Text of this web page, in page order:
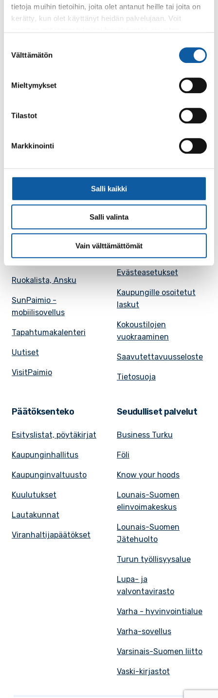
tietoja muihin tietoihin, joita olet antanut heille tai joita on
kerätty, kun olet käyttänyt heidän palvelujaan. Voit
valinta
Välttämätön
Mieltymykset
Tilastot
Markkinointi
Salli kaikki
Salli valinta
Vain välttämättömät
Tietoa Paimiosta
Karttapalvelu
Ruokalistat, ISS
Ruokalista, Ansku
SunPaimio -
mobiilisovellus
Tapahtumakalenteri
Uutiset
VisitPaimio
Yhteystietohaku
Palvelupiste
Asiakirjojen
julkisuuskuvaus
Evästeasetukset
Kaupungille osoitetut
laskut
Kokoustilojen
vuokraaminen
Saavutettavuusseloste
Tietosuoja
Päätöksenteko
Esityslistat, pöytäkirjat
Kaupunginhallitus
Kaupunginvaltuusto
Kuulutukset
Lautakunnat
Viranhaltijapäätökset
Seudulliset palvelut
Business Turku
Föli
Know your hoods
Lounais-Suomen
elinvoimakeskus
Lounais-Suomen
Jätehuolto
Turun työllisyysalue
Lupa- ja
valvontavirasto
Varha - hyvinvointialue
Varha-sovellus
Varsinais-Suomen liitto
Vaski-kirjastot